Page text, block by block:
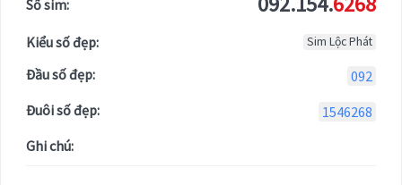
Số sim:
Kiểu số đẹp: Sim Lộc Phát
Đầu số đẹp:
092
Đuôi số đẹp:
1546268
Ghi chú: